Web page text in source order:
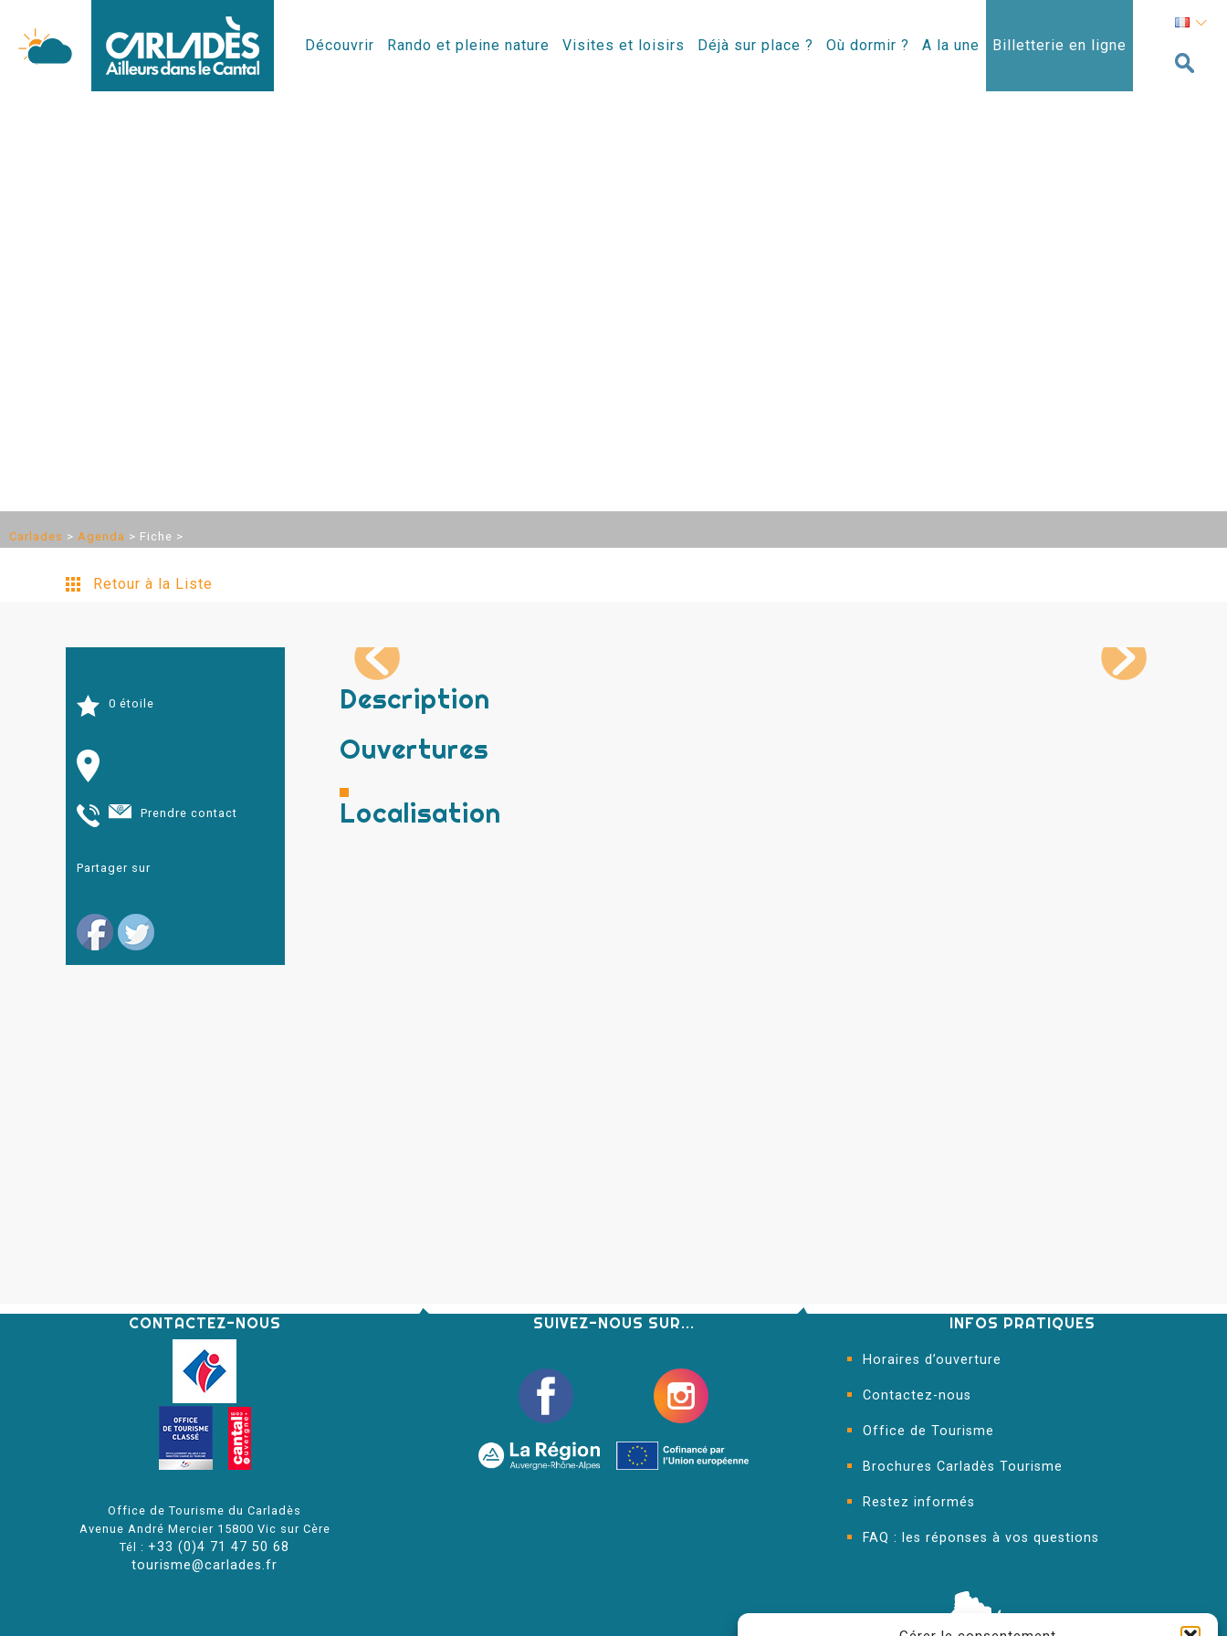
Découvrir Rando et pleine nature Visites et loisirs Déjà sur place ? Où dormir ? A la une Billetterie en ligne
Carlades > Agenda > Fiche >
Retour à la Liste
0 étoile
Prendre contact
Partager sur
Description
Ouvertures
Localisation
CONTACTEZ-NOUS
Office de Tourisme du Carladès
Avenue André Mercier 15800 Vic sur Cère
Tél : +33 (0)4 71 47 50 68
tourisme@carlades.fr
SUIVEZ-NOUS SUR... INFOS PRATIQUES
Horaires d’ouverture
Contactez-nous
Office de Tourisme
Brochures Carladès Tourisme
Restez informés
FAQ : les réponses à vos questions